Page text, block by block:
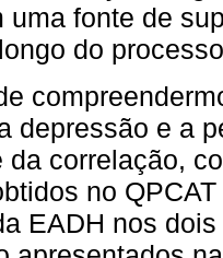
uma fonte de
do
depressão e a
da correlação,
no
EADH nos